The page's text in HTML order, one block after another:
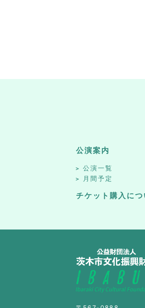
公演案内
公演一覧
月間予定
チケット購入につ